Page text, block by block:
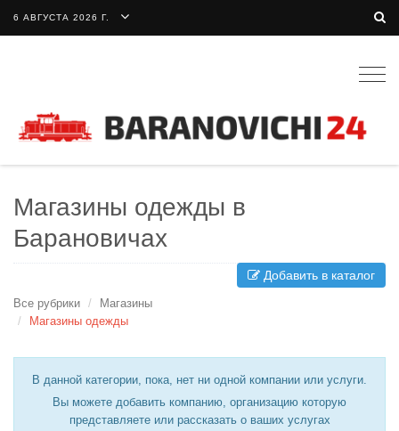
6 АВГУСТА 2026 Г.
Магазины одежды в
Барановичах
Добавить в каталог
Все рубрики
Магазины
Магазины одежды
В данной категории, пока, нет ни одной компании или услуги.
Вы можете добавить компанию, организацию которую
представляете или рассказать о ваших услугах